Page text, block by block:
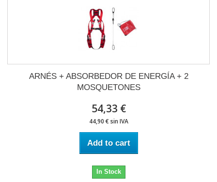
ARNÉS + ABSORBEDOR DE ENERGÍA + 2
MOSQUETONES
54,33 €
44,90 € sin IVA
Add to cart
In Stock